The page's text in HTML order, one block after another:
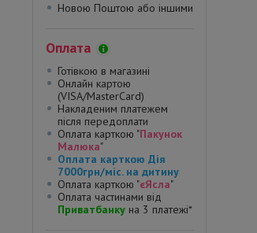
Новою Поштою або іншими
Оплата
Готівкою в магазині
Онлайн картою
(VISA/MasterCard)
Накладеним платежем
після передоплати
Оплата карткою "Пакунок
Малюка"
Оплата карткою Дія
7000грн/міс. на дитину
Оплата карткою "єЯсла"
Оплата частинами від
Приватбанку на 3 платежі*